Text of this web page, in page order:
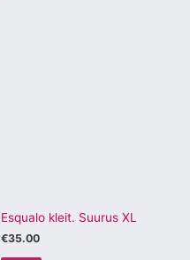
Esqualo kleit. Suurus XL
€35.00
tootelehel.